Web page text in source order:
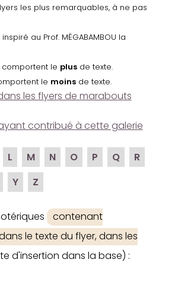
les plus remarquables, à ne pas
au Prof. MÉGABAMBOU la
comportent le plusde texte.
le moinsde texte.
les flyers de marabouts
contribué à cette galerie
L M N O P Q
R
Y Z
contenant
le texte du flyer, dans les
d'insertion dans la base) :